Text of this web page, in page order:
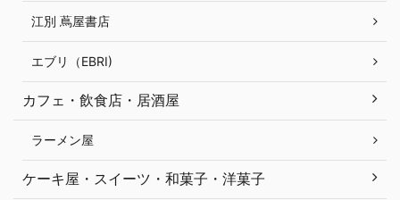
江別 蔦屋書店
エブリ（EBRI)
カフェ・飲食店・居酒屋
ラーメン屋
ケーキ屋・スイーツ・和菓子・洋菓子